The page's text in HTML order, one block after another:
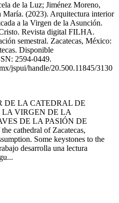
de la Luz; Jiménez Moreno,
María. (2023). Arquitectura interior
a la Virgen de la Asunción.
Revista digital FILHA.
semestral. Zacatecas, México:
Disponible
2594-0449.
jspui/handle/20.500.11845/3130
DE LA CATEDRAL DE
VIRGEN DE LA
DE LA PASIÓN DE
cathedral of Zacatecas,
Some keystones to the
desarrolla una lectura